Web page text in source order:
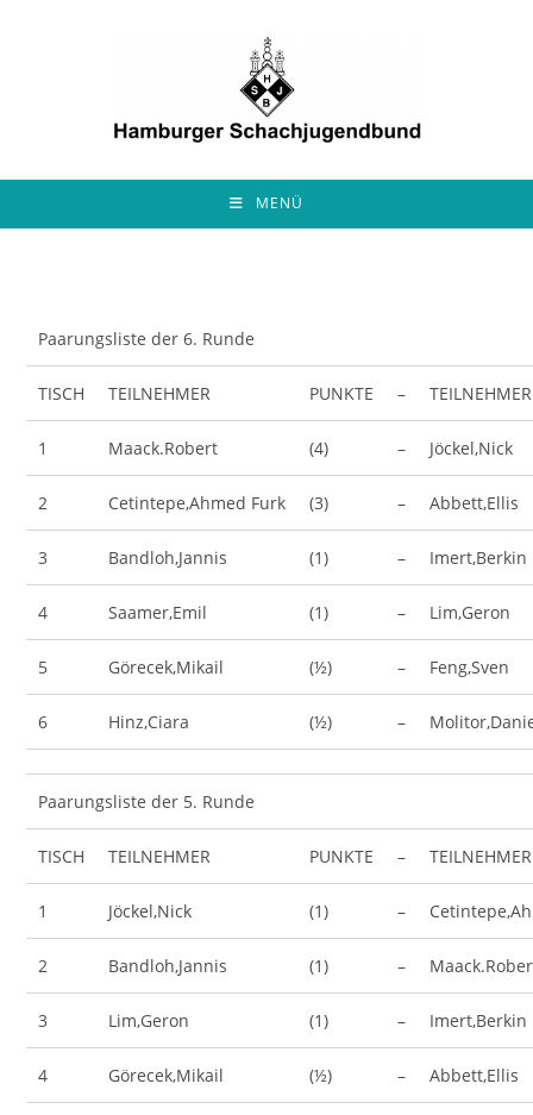
MENÜ
Paarungsliste der 6. Runde
TISCH TEILNEHMER PUNKTE – TEILNEHMER
1 Maack.Robert (4) – Jöckel,Nick
2 Cetintepe,Ahmed Furk (3) – Abbett,Ellis
3 Bandloh,Jannis (1) – Imert,Berkin
4 Saamer,Emil (1) – Lim,Geron
5 Görecek,Mikail (½) – Feng,Sven
6 Hinz,Ciara (½) –
Paarungsliste der 5. Runde
TISCH TEILNEHMER PUNKTE – TEILNEHMER
1 Jöckel,Nick (1) –
2 Bandloh,Jannis (1) –
3 Lim,Geron (1) – Imert,Berkin
4 Görecek,Mikail (½) – Abbett,Ellis